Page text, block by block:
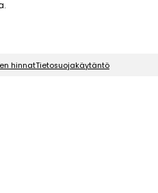
hinnatTietosuojakäytäntö